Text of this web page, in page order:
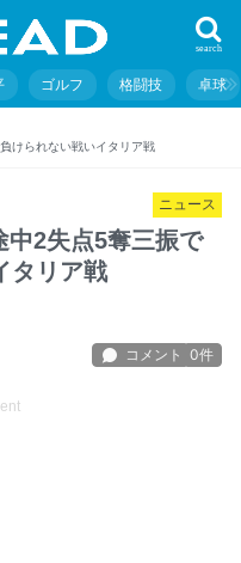
search
ゴルフ 格闘技 卓球
けられない戦いイタリア戦
ニュース
中2失点5奪三振で
タリア戦